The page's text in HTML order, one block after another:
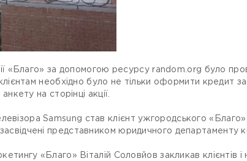
«Благо» за допомогою ресурсу random.org було
необхідно було не тільки оформити кредит
на сторінці акції.
Samsung став клієнт ужгородського
представником юридичного департаменту
«Благо» Віталій Соловйов закликав клієнтів